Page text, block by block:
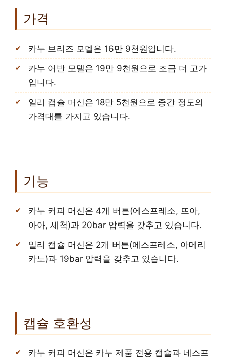
가격
카누 브리즈 모델은 16만 9천원입니다.
카누 어반 모델은 19만 9천원으로 조금 더 고가
입니다.
일리 캡슐 머신은 18만 5천원으로 중간 정도의
가격대를 가지고 있습니다.
기능
카누 커피 머신은 4개 버튼(에스프레소, 뜨아,
아아, 세척)과 20bar 압력을 갖추고 있습니다.
일리 캡슐 머신은 2개 버튼(에스프레소, 아메리
카노)과 19bar 압력을 갖추고 있습니다.
캡슐 호환성
카누 커피 머신은 카누 제품 전용 캡슐과 네스프